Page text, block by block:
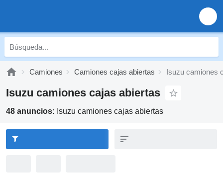
Camiones Camiones cajas abiertas Isuzu camiones
Isuzu camiones cajas abiertas
48 anuncios: Isuzu camiones cajas abiertas